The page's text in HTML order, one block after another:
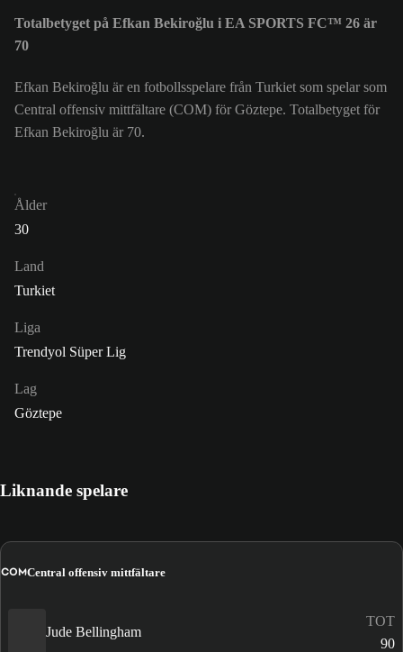
Totalbetyget på Efkan Bekiroğlu i EA SPORTS FC™ 26 är
70
Efkan Bekiroğlu är en fotbollsspelare från Turkiet som spelar som
Central offensiv mittfältare (COM) för Göztepe. Totalbetyget för
Efkan Bekiroğlu är 70.
Ålder
30
Land
Turkiet
Liga
Trendyol Süper Lig
Lag
Göztepe
Liknande spelare
COMCentral offensiv mittfältare
Jude Bellingham
TOT
90